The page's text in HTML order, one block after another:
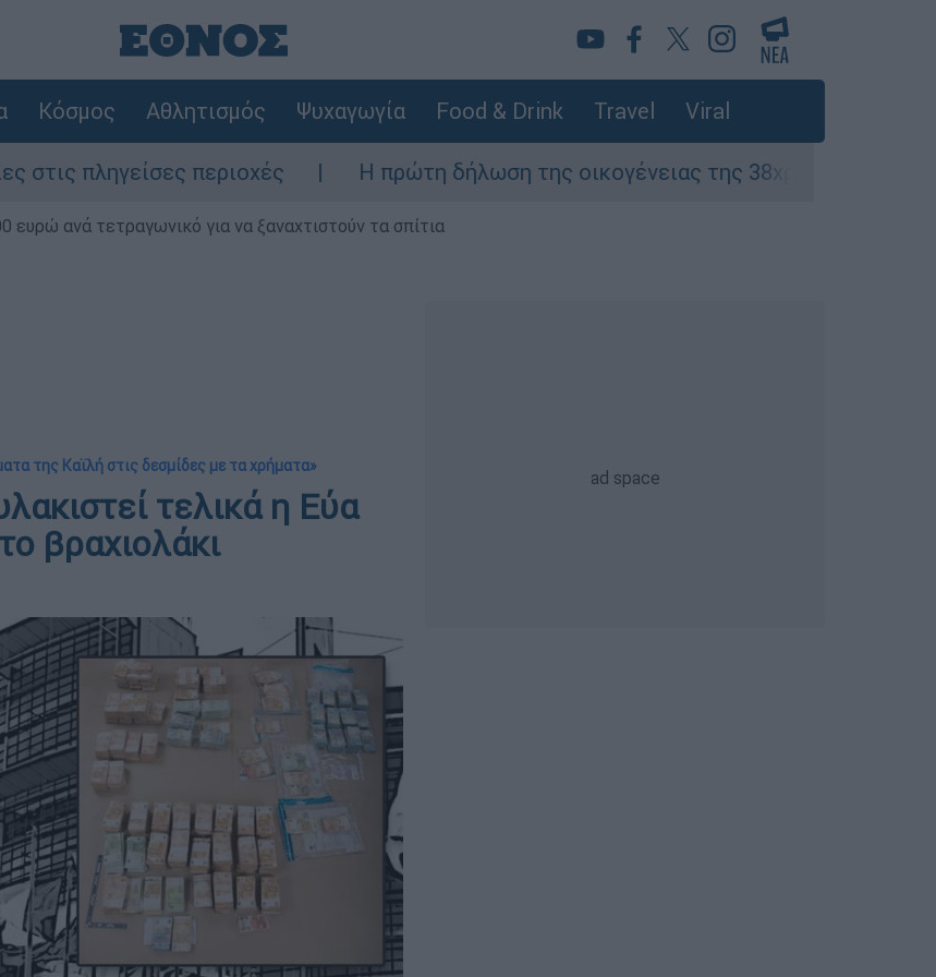
Κόσμος Αθλητισμός Ψυχαγωγία Food & Drink Travel Viral
περιοχές Η πρώτη δήλωση της οικογένειας της 38χρονης Βρετανίδας που
ανά τετραγωνικό για να ξαναχτιστούν τα σπίτια
της Καϊλή στις δεσμίδες με τα χρήματα»
τελικά η Εύα
βραχιολάκι